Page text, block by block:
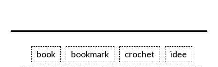
book bookmark crochet
idee